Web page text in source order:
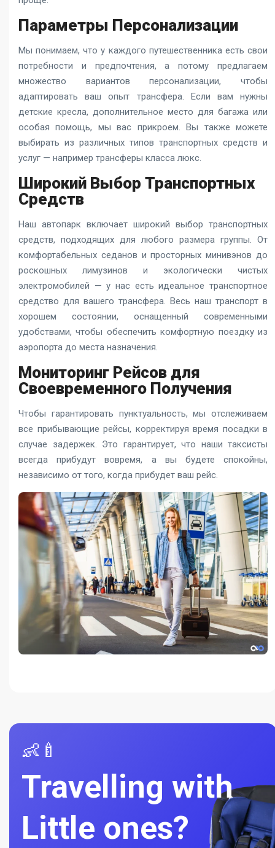
Параметры Персонализации
Мы понимаем, что у каждого путешественника есть свои
потребности и предпочтения, а потому предлагаем
множество вариантов персонализации, чтобы
адаптировать ваш опыт трансфера. Если вам нужны
детские кресла, дополнительное место для багажа или
особая помощь, мы вас прикроем. Вы также можете
выбирать из различных типов транспортных средств и
услуг — например трансферы класса люкс.
Широкий Выбор Транспортных
Средств
Наш автопарк включает широкий выбор транспортных
средств, подходящих для любого размера группы. От
комфортабельных седанов и просторных минивэнов до
роскошных лимузинов и экологически чистых
электромобилей — у нас есть идеальное транспортное
средство для вашего трансфера. Весь наш транспорт в
хорошем состоянии, оснащенный современными
удобствами, чтобы обеспечить комфортную поездку из
аэропорта до места назначения.
Мониторинг Рейсов для
Своевременного Получения
Чтобы гарантировать пунктуальность, мы отслеживаем
все прибывающие рейсы, корректируя время посадки в
случае задержек. Это гарантирует, что наши таксисты
всегда прибудут вовремя, а вы будете спокойны,
независимо от того, когда прибудет ваш рейс.
👶🍼
Travelling with
Little ones?